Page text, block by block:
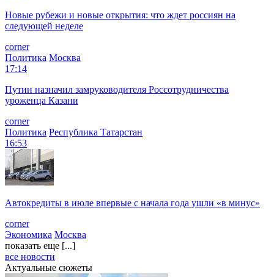
Новые рубежи и новые открытия: что ждет россиян на
следующей неделе
corner
Политика Москва
17:14
Путин назначил замруководителя Россотрудничества
уроженца Казани
corner
Политика Республика Татарстан
16:53
Автокредиты в июле впервые с начала года ушли «в минус»
corner
Экономика Москва
показать еще [...]
все новости
Актуальные сюжеты